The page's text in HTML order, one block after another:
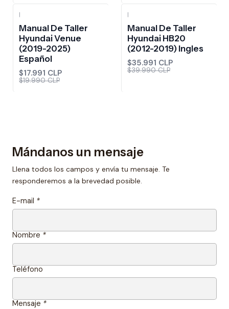
|
Manual De Taller
Hyundai Venue
(2019-2025)
Español
$17.991 CLP
$19.990 CLP
|
Manual De Taller
Hyundai HB20
(2012-2019) Ingles
$35.991 CLP
$39.990 CLP
Mándanos un mensaje
Llena todos los campos y envía tu mensaje. Te
responderemos a la brevedad posible.
E-mail *
Nombre *
Teléfono
Mensaje *